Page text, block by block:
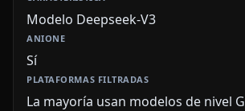
Modelo Deepseek-V3
Sí
La mayoría usan modelos de nivel